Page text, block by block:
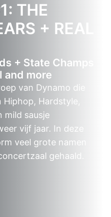
THE
+ REAL
+ State Champs
and more
van Dynamo die
Hardstyle,
mild sausje
vijf jaar. In deze
veel grote namen
gehaald.